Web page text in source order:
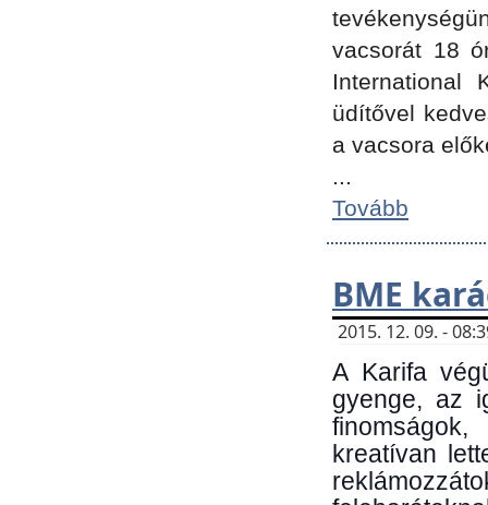
vacsorát 18
International
üdítővel
a vacsora
...
Tovább
BME
2015. 12. 09. -
A Karifa
gyenge, az
kreatívan